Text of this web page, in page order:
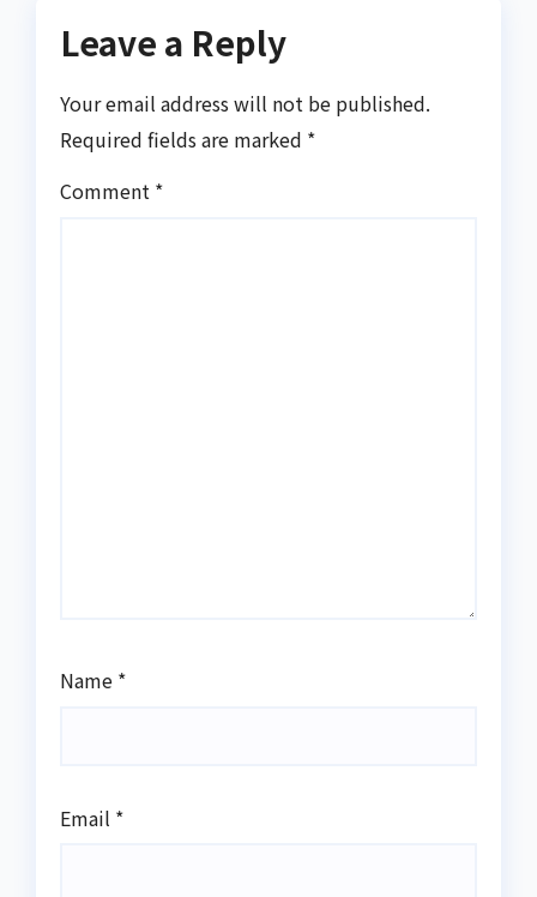
Leave a Reply
Your email address will not be published.
Required fields are marked *
Comment *
Name *
Email *